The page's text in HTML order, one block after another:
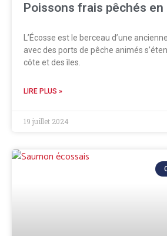
Poissons frais pêchés en
L’Écosse est le berceau d’une
avec des ports de pêche animés
côte et des îles.
LIRE PLUS »
19 juillet 2024